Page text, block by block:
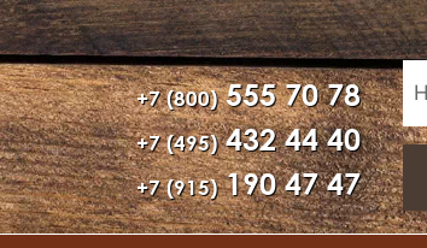
+7 (800)555 70 78
+7 (495)432 44 40
+7 (915)190 47 47